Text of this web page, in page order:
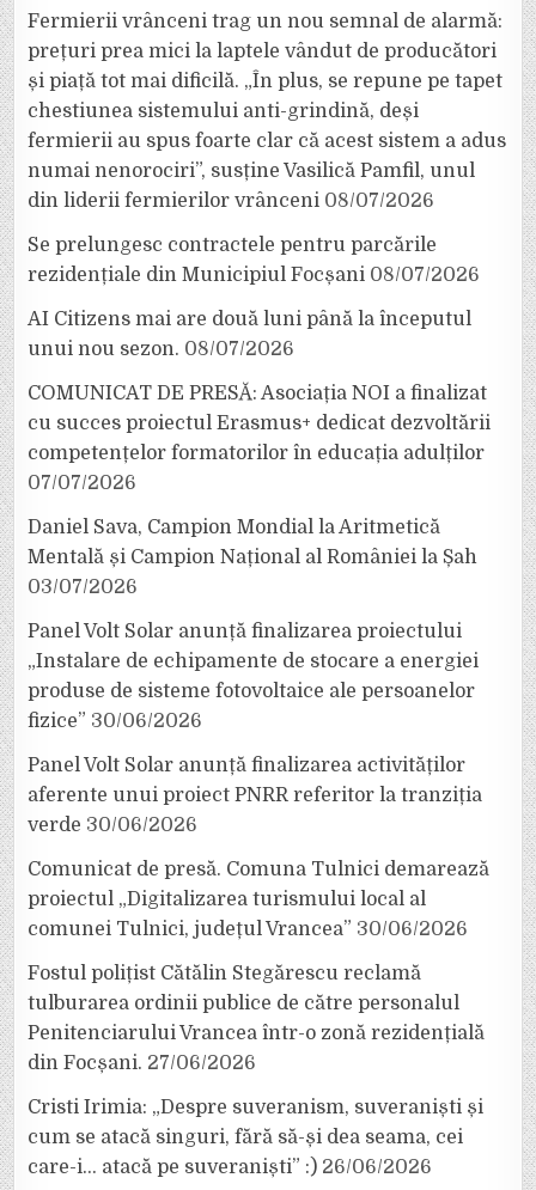
Fermierii vrânceni trag un nou semnal de alarmă:
prețuri prea mici la laptele vândut de producători
și piață tot mai dificilă. „În plus, se repune pe tapet
chestiunea sistemului anti-grindină, deși
fermierii au spus foarte clar că acest sistem a adus
numai nenorociri”, susține Vasilică Pamfil, unul
din liderii fermierilor vrânceni 08/07/2026
Se prelungesc contractele pentru parcările
rezidențiale din Municipiul Focșani 08/07/2026
AI Citizens mai are două luni până la începutul
unui nou sezon. 08/07/2026
COMUNICAT DE PRESĂ: Asociația NOI a finalizat
cu succes proiectul Erasmus+ dedicat dezvoltării
competențelor formatorilor în educația adulților
07/07/2026
Daniel Sava, Campion Mondial la Aritmetică
Mentală și Campion Național al României la Șah
03/07/2026
Panel Volt Solar anunță finalizarea proiectului
„Instalare de echipamente de stocare a energiei
produse de sisteme fotovoltaice ale persoanelor
fizice” 30/06/2026
Panel Volt Solar anunță finalizarea activităților
aferente unui proiect PNRR referitor la tranziția
verde 30/06/2026
Comunicat de presă. Comuna Tulnici demarează
proiectul „Digitalizarea turismului local al
comunei Tulnici, județul Vrancea” 30/06/2026
Fostul polițist Cătălin Stegărescu reclamă
tulburarea ordinii publice de către personalul
Penitenciarului Vrancea într-o zonă rezidențială
din Focșani. 27/06/2026
Cristi Irimia: „Despre suveranism, suveraniști și
cum se atacă singuri, fără să-și dea seama, cei
care-i… atacă pe suveraniști” :) 26/06/2026